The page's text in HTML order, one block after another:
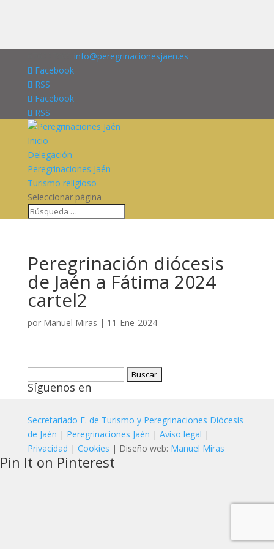
info@peregrinacionesjaen.es
Facebook
RSS
Facebook
RSS
Inicio
Delegación
Peregrinaciones Jaén
Turismo religioso
Seleccionar página
Peregrinación diócesis
de Jaén a Fátima 2024
cartel2
por Manuel Miras | 11-Ene-2024
Síguenos en
Secretariado E. de Turismo y Peregrinaciones Diócesis
de Jaén | Peregrinaciones Jaén | Aviso legal |
Privacidad | Cookies | Diseño web: Manuel Miras
Pin It on Pinterest